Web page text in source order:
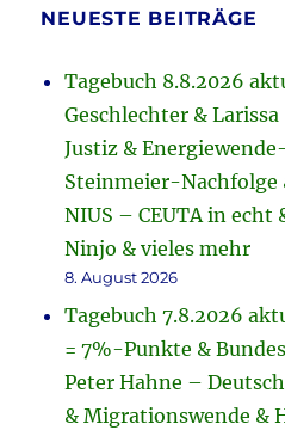
NEUESTE BEITRÄGE
Tagebuch 8.8.2026
Geschlechter &
Justiz &
Steinmeier-Nachfolge
NIUS – CEUTA in echt
Ninjo & vieles mehr
8. August 2026
Tagebuch 7.8.2026
= 7%-Punkte &
Peter Hahne –
& Migrationswende &